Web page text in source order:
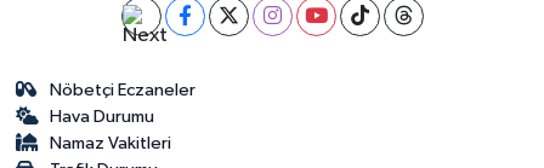
Nöbetçi Eczaneler
Hava Durumu
Namaz Vakitleri